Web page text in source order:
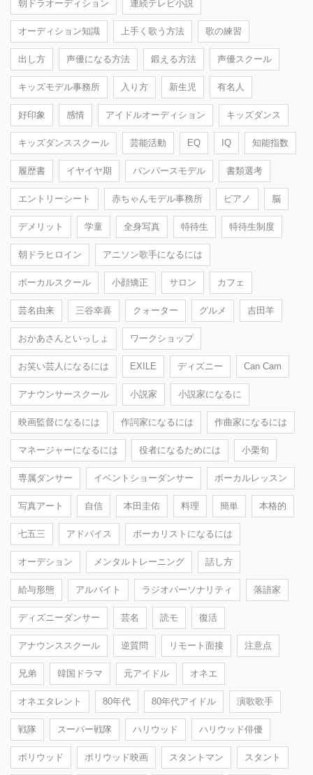
朝ドラオーディション 連続テレビ小説
オーディション知識 上手く歌う方法 歌の練習
出し方 声優になる方法 鍛える方法 声優スクール
キッズモデル事務所 入り方 新生児 有名人
好印象 感情 アイドルオーディション キッズダンス
キッズダンススクール 芸能活動 EQ IQ 知能指数
履歴書 イヤイヤ期 パンパースモデル 書類選考
エントリーシート 赤ちゃんモデル事務所 ピアノ 脳
デメリット 学童 全身写真 特待生 特待生制度
朝ドラヒロイン アニソン歌手になるには
ボーカルスクール 小顔矯正 サロン カフェ
芸名由来 三谷幸喜 クォーター グルメ 吉田羊
おかあさんといっしょ ワークショップ
お笑い芸人になるには EXILE ディズニー Can Cam
アナウンサースクール 小説家 小説家になるに
映画監督になるには 作詞家になるには 作曲家になるには
マネージャーになるには 役者になるためには 小栗旬
専属ダンサー イベントショーダンサー ボーカルレッスン
写真アート 自信 本田圭佑 料理 簡単 本格的
七五三 アドバイス ボーカリストになるには
オーデション メンタルトレーニング 話し方
給与形態 アルバイト ラジオパーソナリティ 落語家
ディズニーダンサー 芸名 読モ 復活
アナウンススクール 逆質問 リモート面接 注意点
兄弟 韓国ドラマ 元アイドル オネエ
オネエタレント 80年代 80年代アイドル 演歌歌手
戦隊 スーパー戦隊 ハリウッド ハリウッド俳優
ボリウッド ボリウッド映画 スタントマン スタント